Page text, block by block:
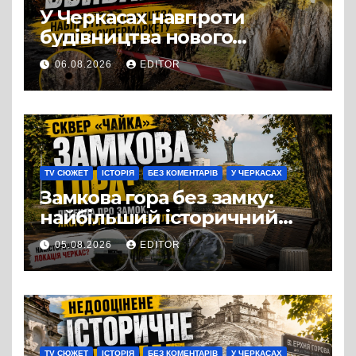
У Черкасах навпроти
будівництва нового
супермаркету VARUS на
проспекті Перемоги всохли
дерева. І це навряд чи
можна назвати
випадковістю
06.08.2026 EDITOR
TV СЮЖЕТ ІСТОРІЯ БЕЗ КОМЕНТАРІВ У ЧЕРКАСАХ
Замкова гора без замку:
найбільший історичний
міф Черкас
05.08.2026 EDITOR
TV СЮЖЕТ ІСТОРІЯ БЕЗ КОМЕНТАРІВ У ЧЕРКАСАХ